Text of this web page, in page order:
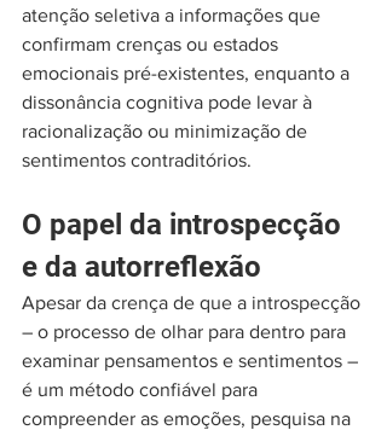
atenção seletiva a informações que
confirmam crenças ou estados
emocionais pré-existentes, enquanto a
dissonância cognitiva pode levar à
racionalização ou minimização de
sentimentos contraditórios.
O papel da introspecção
e da autorreflexão
Apesar da crença de que a introspecção
– o processo de olhar para dentro para
examinar pensamentos e sentimentos –
é um método confiável para
compreender as emoções, pesquisa na